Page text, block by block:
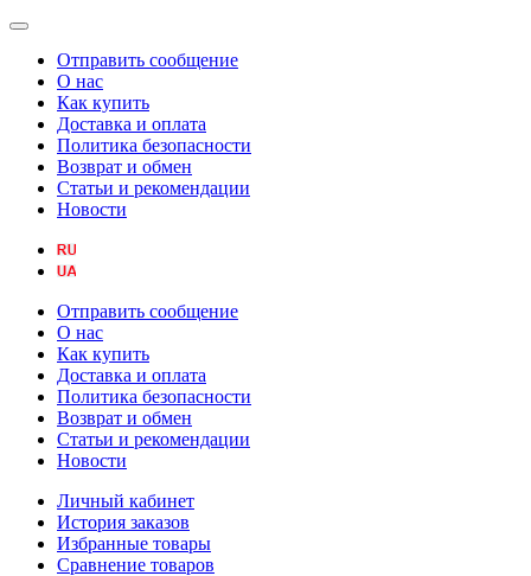
Отправить сообщение
О нас
Как купить
Доставка и оплата
Политика безопасности
Возврат и обмен
Статьи и рекомендации
Новости
Отправить сообщение
О нас
Как купить
Доставка и оплата
Политика безопасности
Возврат и обмен
Статьи и рекомендации
Новости
Личный кабинет
История заказов
Избранные товары
Сравнение товаров